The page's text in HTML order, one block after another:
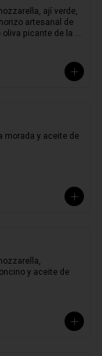
ají verde,
artesanal de
oliva picante de la
morada y aceite de
y aceite de